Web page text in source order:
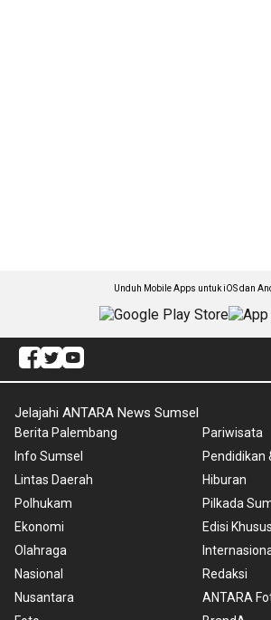
Unduh Mobile Apps untuk iOS dan
Jelajahi ANTARA News Sumsel
Berita Palembang
Info Sumsel
Lintas Daerah
Polhukam
Ekonomi
Olahraga
Nasional
Nusantara
Pariwisata
Pendidikan
Hiburan
Pilkada
Edisi Khusus
Redaksi
ANTARA